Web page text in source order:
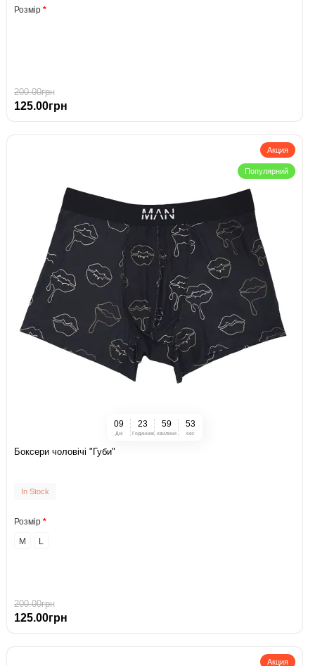
Розмір
200.00грн
125.00грн
Акция
Популярний
09
Дні
23
Годинник
59
хвилини
52
sec
Боксери чоловічі "Губи"
In Stock
Розмір
M
L
200.00грн
125.00грн
Акция